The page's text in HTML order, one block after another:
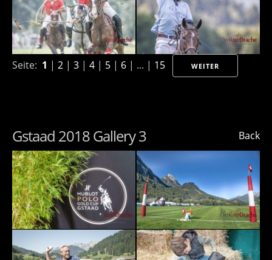
Seite: 1 | 2 | 3 | 4 | 5 | 6 | ... | 15 WEITER
Back
Gstaad 2018 Gallery 3